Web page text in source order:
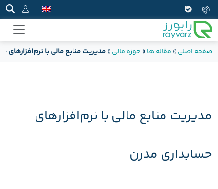
صفحه اصلی » مقاله ها » حوزه مالی »مدیریت منابع مالی با نرم‌افزارهای
مدیریت منابع مالی با نرم‌افزارهای
حسابداری مدرن